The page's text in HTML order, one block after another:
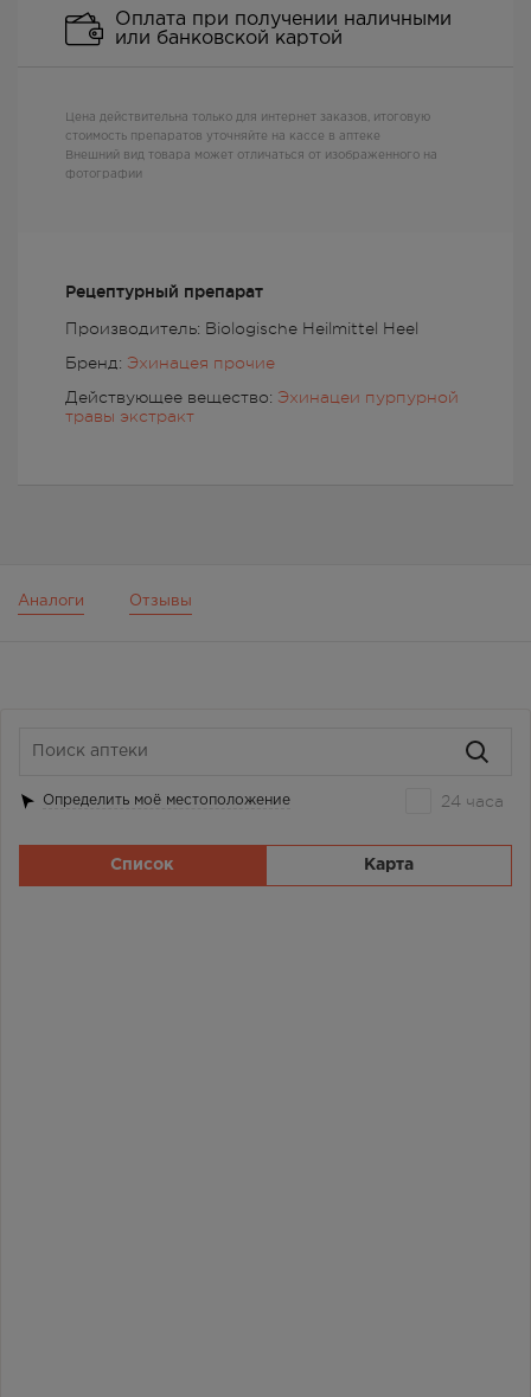
Рецептурный препарат
Производитель: Biologische Heilmittel Heel
Бренд: Эхинацея прочие
Действующее вещество: Эхинацеи пурпурной
травы экстракт
Оплата при получении наличными
или банковской картой
Цена действительна только для интернет заказов, итоговую
стоимость препаратов уточняйте на кассе в аптеке
Внешний вид товара может отличаться от изображенного на
фотографии
Аналоги Отзывы
Определить моё местоположение 24 часа
Список Карта